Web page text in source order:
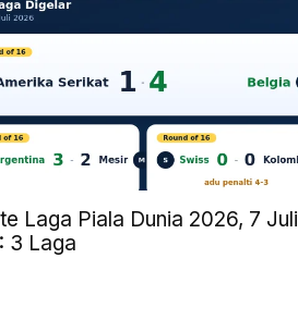
Laga Piala Dunia 2026, 7 Juli
3 Laga